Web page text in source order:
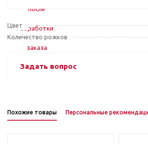
Цвет
Количество рожков
Задать вопрос
Похожие товары Персональные